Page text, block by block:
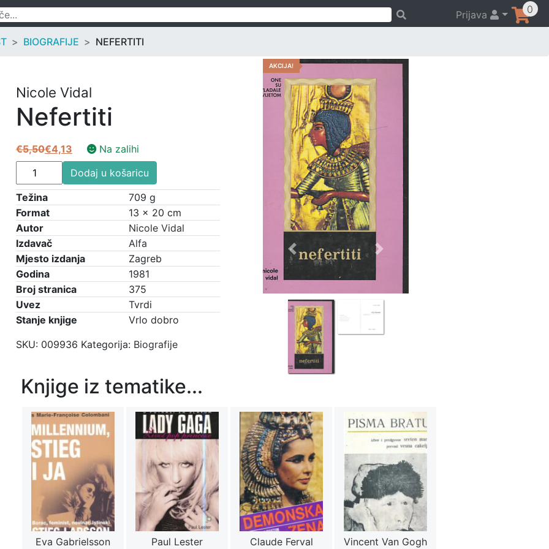
Prijava 0
BIOGRAFIJE NEFERTITI
Nicole Vidal
Nefertiti
€5,50
Izvorna
cijena
bila
je:
€5,50.
€4,13
Trenutna
cijena
je:
€4,13.
Na zalihi
Nefertiti
količina
Dodaj u košaricu
Težina
709 g
Format
13 × 20 cm
Autor
Nicole Vidal
Izdavač
Alfa
Mjesto izdanja
Zagreb
Godina
1981
Broj stranica
375
Uvez
Tvrdi
Stanje knjige
Vrlo dobro
SKU: 009936 Kategorija: Biografije
AKCIJA!
Previous Next
Knjige iz tematike...
Eva Gabrielsson Paul Lester Claude Ferval Vincent Van Gogh